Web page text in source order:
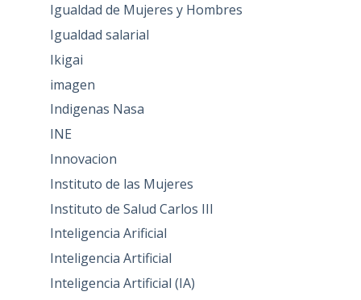
Igualdad de Mujeres y Hombres
Igualdad salarial
Ikigai
imagen
Indigenas Nasa
INE
Innovacion
Instituto de las Mujeres
Instituto de Salud Carlos III
Inteligencia Arificial
Inteligencia Artificial
Inteligencia Artificial (IA)